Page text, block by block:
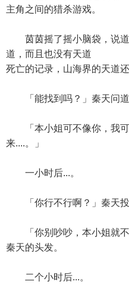
主角之间的猎杀游戏。
茵茵摇了摇小脑袋，说道
道，而且也没有天道
死亡的记录，山海界的天道
「能找到吗？」秦天问道
「本小姐可不像你，我可
来....。」
一小时后...。
「你行不行啊？」秦天投
「你别吵吵，本小姐就不
秦天的头发。
二个小时后...。